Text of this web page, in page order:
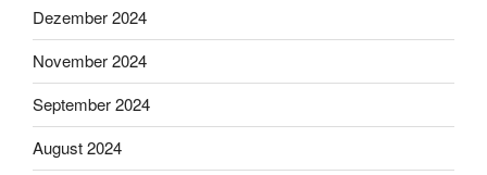
Dezember 2024
November 2024
September 2024
August 2024